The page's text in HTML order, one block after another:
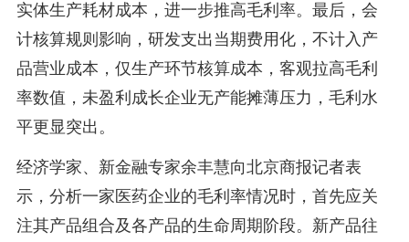
实体生产耗材成本，进一步推高毛利率。最后，会
计核算规则影响，研发支出当期费用化，不计入产
品营业成本，仅生产环节核算成本，客观拉高毛利
率数值，未盈利成长企业无产能摊薄压力，毛利水
平更显突出。
经济学家、新金融专家余丰慧向北京商报记者表
示，分析一家医药企业的毛利率情况时，首先应关
注其产品组合及各产品的生命周期阶段。新产品往